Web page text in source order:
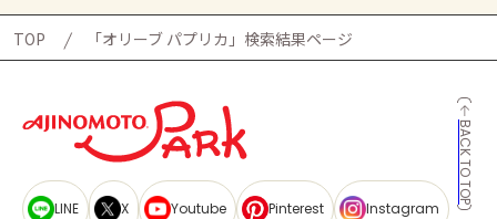
TOP 「オリーブ パプリカ」検索結果ページ
BACK TO TOP
LINE X Youtube Pinterest Instagram